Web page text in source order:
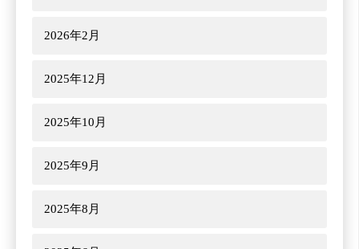
2026年2月
2025年12月
2025年10月
2025年9月
2025年8月